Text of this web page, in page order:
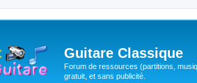
Guitare Classique
Forum de ressources (partitions,
gratuit, et sans publicité.